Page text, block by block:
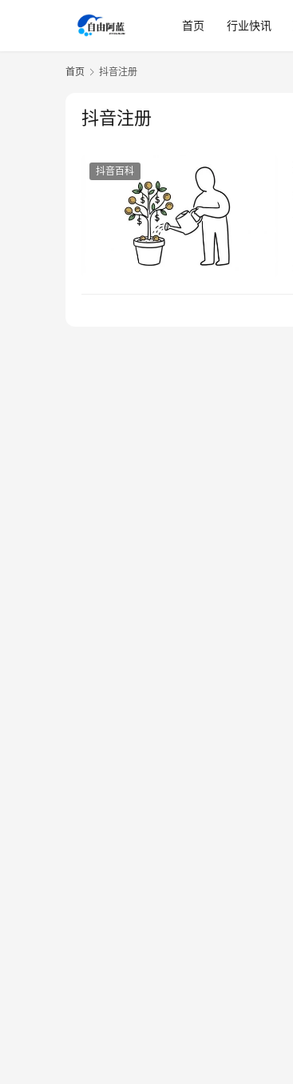
首页 行业快讯
首页 抖音注册
抖音注册
抖音百科